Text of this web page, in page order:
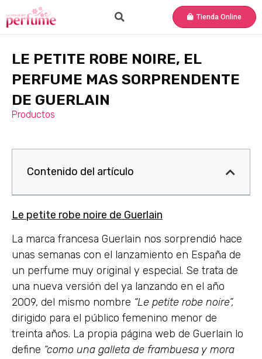
Tienda Online
LE PETITE ROBE NOIRE, EL
PERFUME MAS SORPRENDENTE
DE GUERLAIN
Productos
Contenido del artículo
Le petite robe noire de Guerlain
La marca francesa Guerlain nos sorprendió hace
unas semanas con el lanzamiento en España de
un perfume muy original y especial. Se trata de
una nueva versión del ya lanzando en el año
2009, del mismo nombre “Le petite robe noire”,
dirigido para el público femenino menor de
treinta años. La propia página web de Guerlain lo
define “como una galleta de frambuesa y mora